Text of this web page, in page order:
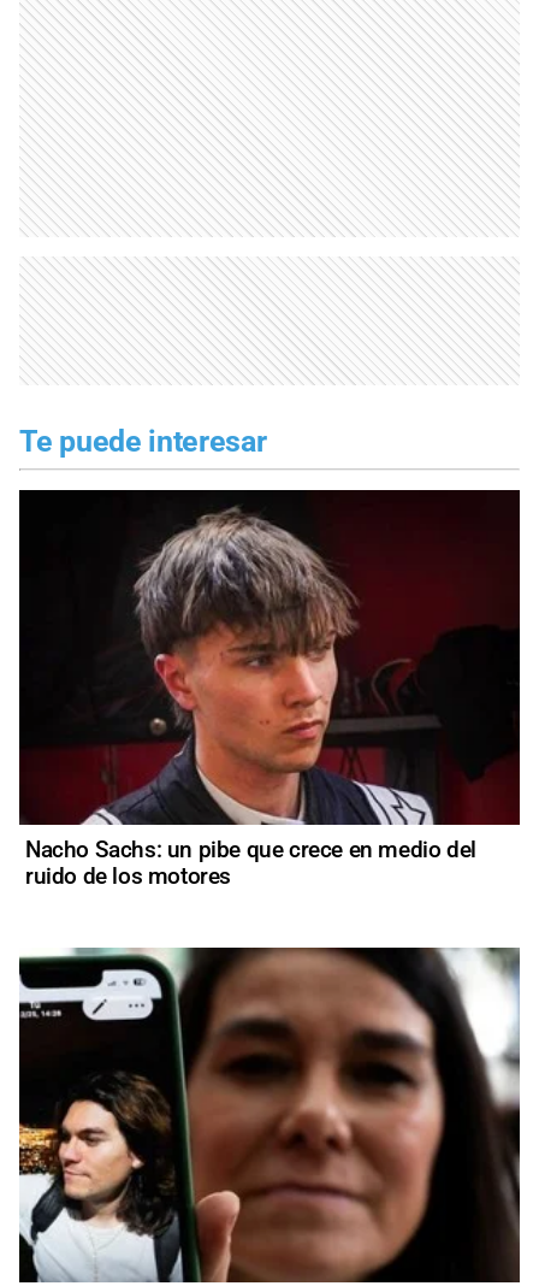
Te puede interesar
Nacho Sachs: un pibe que crece en medio del
ruido de los motores